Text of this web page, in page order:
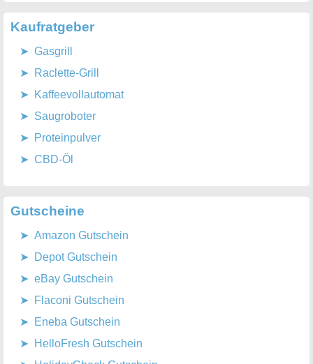
Kaufratgeber
Gasgrill
Raclette-Grill
Kaffeevollautomat
Saugroboter
Proteinpulver
CBD-Öl
Gutscheine
Amazon Gutschein
Depot Gutschein
eBay Gutschein
Flaconi Gutschein
Eneba Gutschein
HelloFresh Gutschein